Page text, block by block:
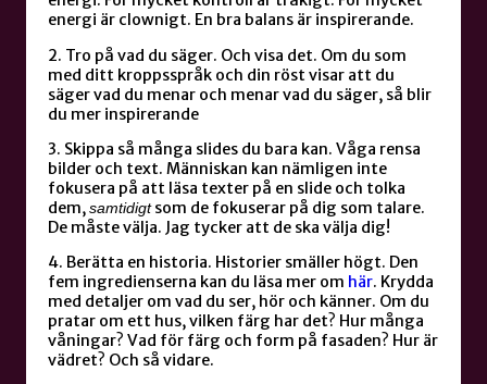
energi är clownigt. En bra balans är inspirerande.
2. Tro på vad du säger. Och visa det. Om du som
med ditt kroppsspråk och din röst visar att du
säger vad du menar och menar vad du säger, så blir
du mer inspirerande
3. Skippa så många slides du bara kan. Våga rensa
bilder och text. Människan kan nämligen inte
fokusera på att läsa texter på en slide och tolka
dem,samtidigtsom de fokuserar på dig som talare.
De måste välja. Jag tycker att de ska välja dig!
4. Berätta en historia. Historier smäller högt. Den
fem ingredienserna kan du läsa mer om här. Krydda
med detaljer om vad du ser, hör och känner. Om du
pratar om ett hus, vilken färg har det? Hur många
våningar? Vad för färg och form på fasaden? Hur är
vädret? Och så vidare.